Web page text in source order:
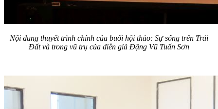
Nội dung thuyết trình chính của buổi hội thảo: Sự sống trên Trái
Đất và trong vũ trụ của diễn giả Đặng Vũ Tuấn Sơn